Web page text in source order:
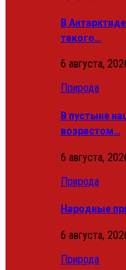
В
такого…
6 августа,
Природа
В пустыне
возрастом…
6 августа,
Природа
Народные
6 августа,
Природа